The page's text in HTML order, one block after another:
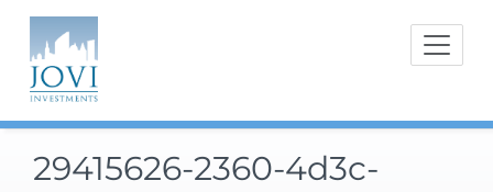
Doorgaan
inhoud
29415626-2360-4d3c-